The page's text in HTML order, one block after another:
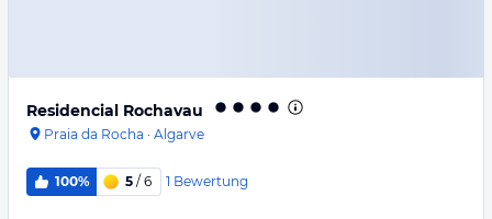
Residencial Rochavau
Praia da Rocha · Algarve
100% 5 / 6 1 Bewertung